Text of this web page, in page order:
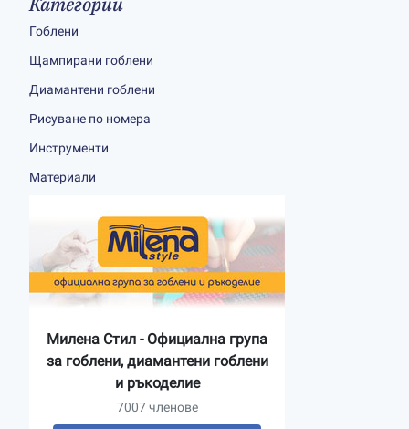
Гоблени
Щампирани гоблени
Диамантени гоблени
Рисуване по номера
Инструменти
Материали
Милена Стил - Официална група
за гоблени, диамантени гоблени
и ръкоделие
7007 членове